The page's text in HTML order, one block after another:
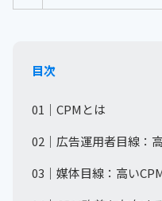
目次
01｜CPMとは
02｜広告運用者目線：
03｜媒体目線：高い